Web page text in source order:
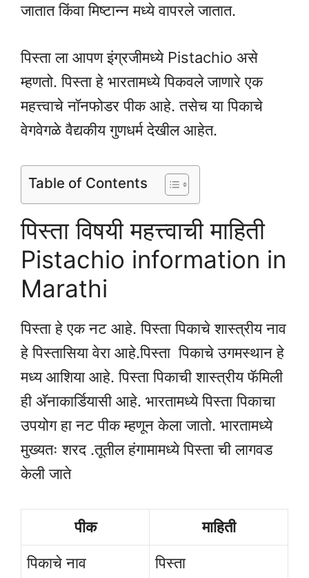
जातात किंवा मिष्टान्न मध्ये वापरले जातात.
पिस्ता ला आपण इंग्रजीमध्ये Pistachio असे
म्हणतो. पिस्ता हे भारतामध्ये पिकवले जाणारे एक
महत्त्वाचे नॉनफोडर पीक आहे. तसेच या पिकाचे
वेगवेगळे वैद्यकीय गुणधर्म देखील आहेत.
Table of Contents
पिस्ता विषयी महत्त्वाची माहिती
Pistachio information in
Marathi
पिस्ता हे एक नट आहे. पिस्ता पिकाचे शास्त्रीय नाव
हे पिस्तासिया वेरा आहे.पिस्ता पिकाचे उगमस्थान हे
मध्य आशिया आहे. पिस्ता पिकाची शास्त्रीय फॅमिली
ही अ‍ॅनाकार्डियासी आहे. भारतामध्ये पिस्ता पिकाचा
उपयोग हा नट पीक म्हणून केला जातो. भारतामध्ये
मुख्यतः शरद .तूतील हंगामामध्ये पिस्ता ची लागवड
केली जाते
पीक
माहिती
पिकाचे नाव
पिस्ता